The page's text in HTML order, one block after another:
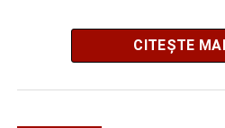
CITEȘTE